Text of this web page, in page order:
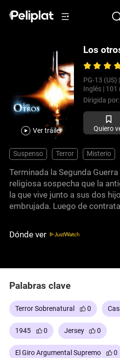
Ver tráiler
Los
PG-13 (US) |
Inglés | 101
Dirigida por:
Quiero
Suspenso Terror Misterio
Terminada la Segunda
religiosa sospecha que la
la que vive junto a sus dos
embrujada. Luego de
cotidiana de esta familia,
luche por proteger a sus hijos
Dónde ver
Palabras clave
Terror Sobrenatural 0
1945 0 Jersey 0
El Giro Argumental Supremo 0